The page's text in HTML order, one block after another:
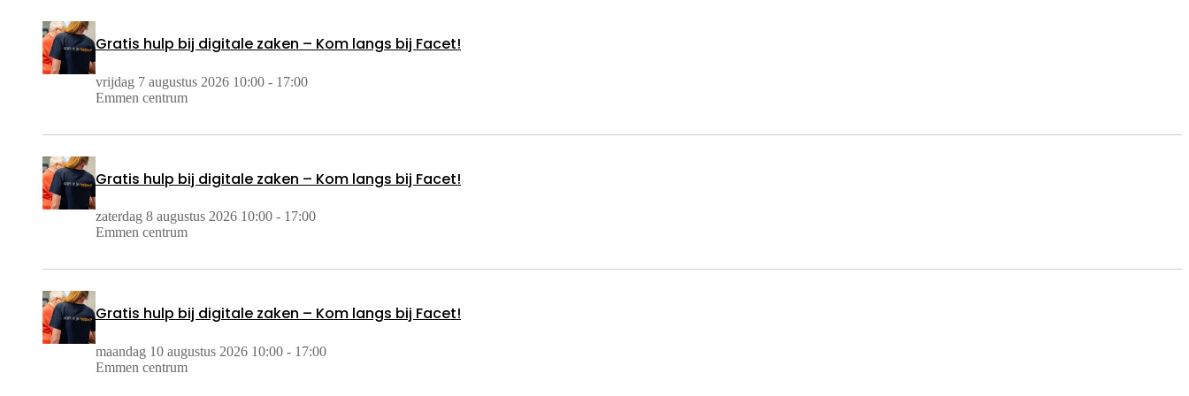
Gratis hulp bij digitale zaken – Kom langs bij Facet!
vrijdag 7 augustus 2026 10:00 - 17:00
Emmen centrum
Gratis hulp bij digitale zaken – Kom langs bij Facet!
zaterdag 8 augustus 2026 10:00 - 17:00
Emmen centrum
Gratis hulp bij digitale zaken – Kom langs bij Facet!
maandag 10 augustus 2026 10:00 - 17:00
Emmen centrum